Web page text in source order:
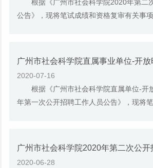
根据《广州市社会科学院2020年第二
公告》，现将笔试成绩和资格复审有关
2020-07-16
根据《广州市社会科学院直属单位-开
年第一次公开招聘工作人员公告》，现将
2020-06-28